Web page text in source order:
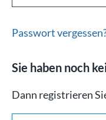
Passwort
Sie haben noch
Dann registrieren